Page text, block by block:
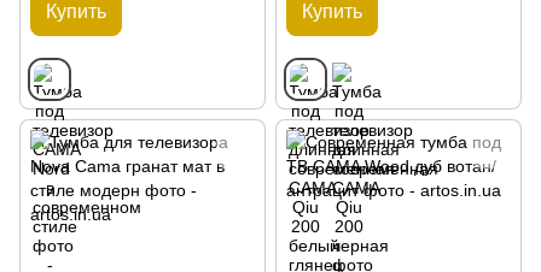
Купить Купить